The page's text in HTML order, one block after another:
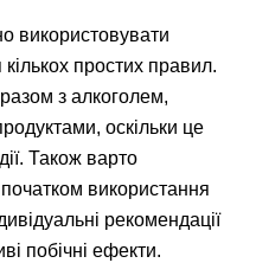
використовувати
простих правил.
з алкоголем,
оскільки це
Також варто
використання
рекомендації
побічні ефекти.